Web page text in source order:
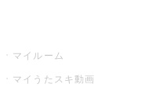
マイルーム
マイうたスキ動画